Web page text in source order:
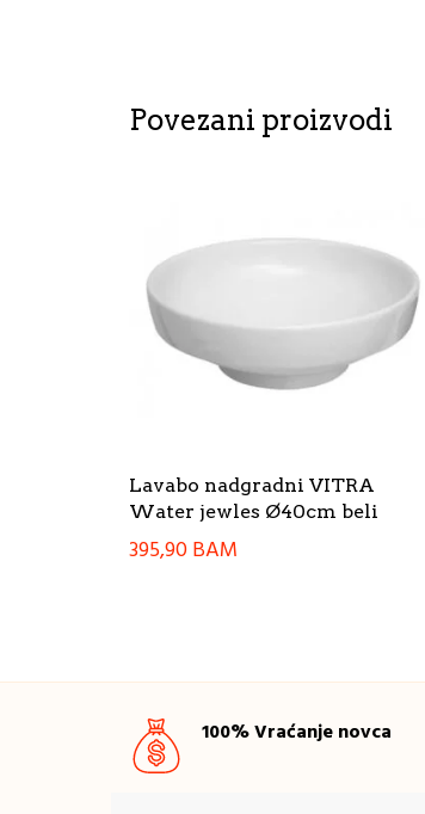
Povezani proizvodi
Lavabo nadgradni VITRA
Water jewles Ø40cm beli
395,90BAM
100% Vraćanje novca